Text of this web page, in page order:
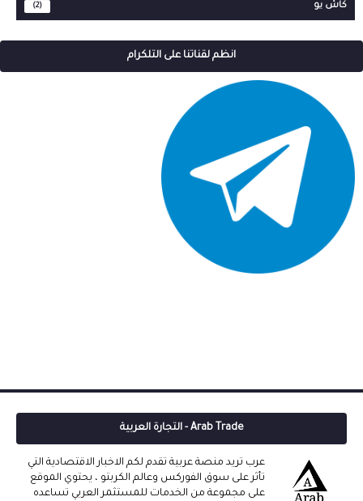
كاش يو (2)
انظم لقناتنا على التلكرام
Arab Trade - التجارة العربية
عرب تريد منصة عربية تقدم لكم الاخبار الاقتصادية التي
تأثر على سوق الفوركس وعالم الكربتو ، يحتوي الموقع
على مجموعة من الخدمات للمستثمر العربي تساعده